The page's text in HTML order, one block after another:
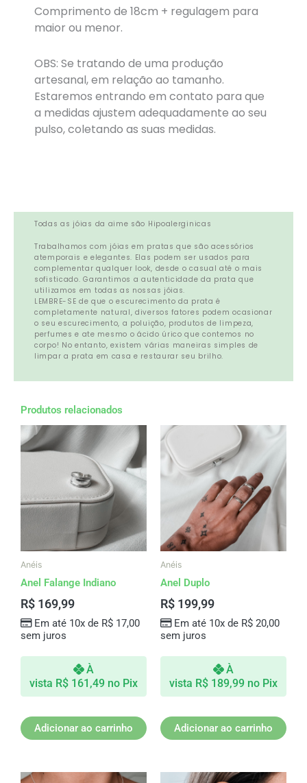
Comprimento de 18cm + regulagem para
maior ou menor.
OBS: Se tratando de uma produção
artesanal, em relação ao tamanho.
Estaremos entrando em contato para que
a medidas ajustem adequadamente ao seu
pulso, coletando as suas medidas.
Todas as jóias da aime são Hipoalerginicas
Trabalhamos com jóias em pratas que são acessórios
atemporais e elegantes. Elas podem ser usados para
complementar qualquer look, desde o casual até o mais
sofisticado. Garantimos a autenticidade da prata que
utilizamos em todas as nossas jóias.
LEMBRE-SE de que o escurecimento da prata é
completamente natural, diversos fatores podem ocasionar
o seu escurecimento, a poluição, produtos de limpeza,
perfumes e ate mesmo o ácido úrico que contemos no
corpo! No entanto, existem várias maneiras simples de
limpar a prata em casa e restaurar seu brilho.
Produtos relacionados
Anéis
Anel Falange Indiano
R$ 169,99
Em até 10x de R$17,00
sem juros
À
vista R$ 161,49 no Pix
Adicionar ao carrinho
Anéis
Anel Duplo
R$ 199,99
Em até 10x de R$20,00
sem juros
À
vista R$ 189,99 no Pix
Adicionar ao carrinho